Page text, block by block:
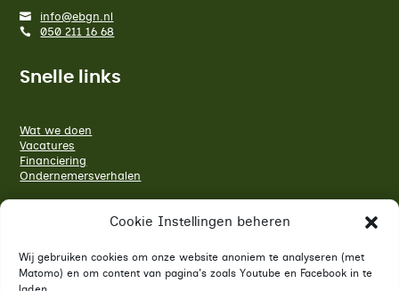
Cookie Instellingen beheren
Wij gebruiken cookies om onze website anoniem te analyseren (met
Matomo) en om content van pagina's zoals Youtube en Facebook in te
info@ebgn.nl
050 211 16 68
Snelle links
Wat we doen
Vacatures
Financiering
Ondernemersverhalen
Sluit je aan bij ons netwerk
Volg ons op LinkedIn